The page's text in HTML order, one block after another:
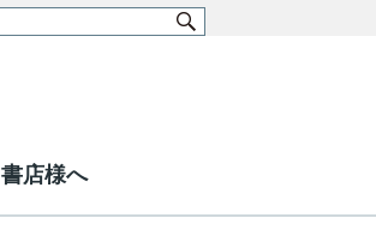
書店様へ